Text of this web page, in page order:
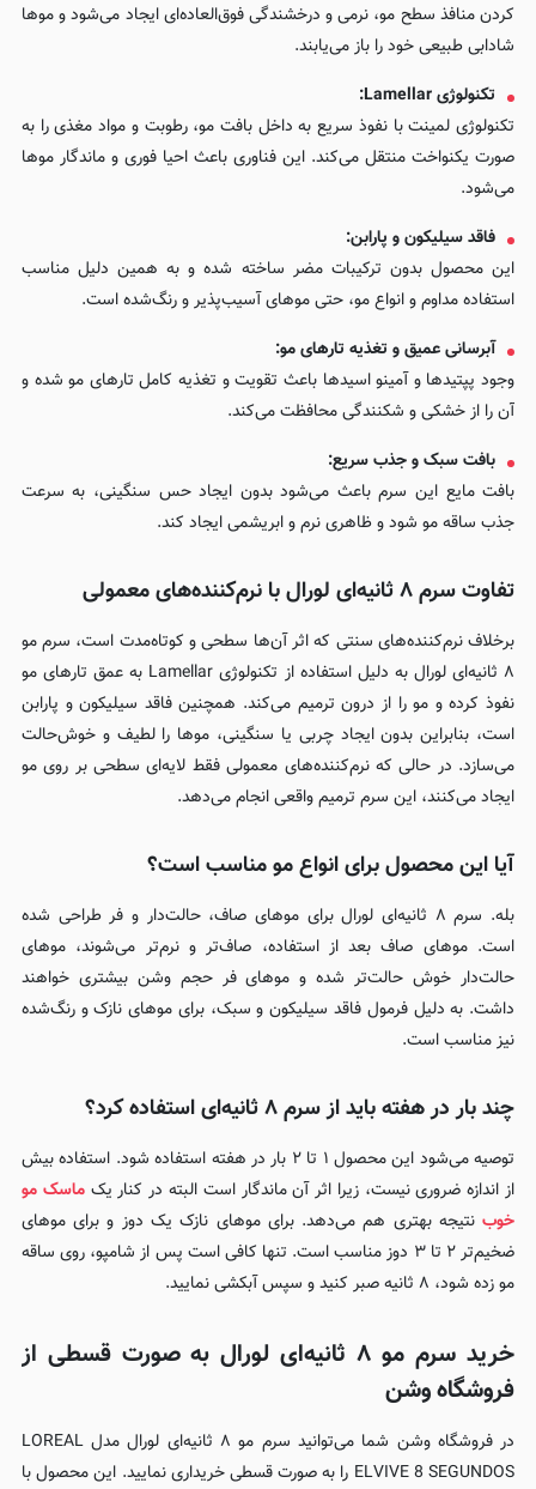
کردن منافذ سطح مو، نرمی و درخشندگی فوق‌العاده‌ای ایجاد می‌شود و موها
شادابی طبیعی خود را باز می‌یابند.
تکنولوژی Lamellar:
تکنولوژی لمینت با نفوذ سریع به داخل بافت مو، رطوبت و مواد مغذی را به
صورت یکنواخت منتقل می‌کند. این فناوری باعث احیا فوری و ماندگار موها
می‌شود.
فاقد سیلیکون و پارابن:
این محصول بدون ترکیبات مضر ساخته شده و به همین دلیل مناسب
استفاده مداوم و انواع مو، حتی موهای آسیب‌پذیر و رنگ‌شده است.
آبرسانی عمیق و تغذیه تارهای مو:
وجود پپتیدها و آمینو اسیدها باعث تقویت و تغذیه کامل تارهای مو شده و
آن را از خشکی و شکنندگی محافظت می‌کند.
بافت سبک و جذب سریع:
بافت مایع این سرم باعث می‌شود بدون ایجاد حس سنگینی، به سرعت
جذب ساقه مو شود و ظاهری نرم و ابریشمی ایجاد کند.
تفاوت سرم ۸ ثانیه‌ای لورال با نرم‌کننده‌های معمولی
برخلاف نرم‌کننده‌های سنتی که اثر آن‌ها سطحی و کوتاه‌مدت است، سرم مو
۸ ثانیه‌ای لورال به دلیل استفاده از تکنولوژی Lamellar به عمق تارهای مو
نفوذ کرده و مو را از درون ترمیم می‌کند. همچنین فاقد سیلیکون و پارابن
است، بنابراین بدون ایجاد چربی یا سنگینی، موها را لطیف و خوش‌حالت
می‌سازد. در حالی که نرم‌کننده‌های معمولی فقط لایه‌ای سطحی بر روی مو
ایجاد می‌کنند، این سرم ترمیم واقعی انجام می‌دهد.
آیا این محصول برای انواع مو مناسب است؟
بله. سرم ۸ ثانیه‌ای لورال برای موهای صاف، حالت‌دار و فر طراحی شده
است. موهای صاف بعد از استفاده، صاف‌تر و نرم‌تر می‌شوند، موهای
حالت‌دار خوش حالت‌تر شده و موهای فر حجم وشن بیشتری خواهند
داشت. به دلیل فرمول فاقد سیلیکون و سبک، برای موهای نازک و رنگ‌شده
نیز مناسب است.
چند بار در هفته باید از سرم ۸ ثانیه‌ای استفاده کرد؟
توصیه می‌شود این محصول ۱ تا ۲ بار در هفته استفاده شود. استفاده بیش
از اندازه ضروری نیست، زیرا اثر آن ماندگار است البته در کنار یکماسک مو
خوبنتیجه بهتری هم می‌دهد. برای موهای نازک یک دوز و برای موهای
ضخیم‌تر ۲ تا ۳ دوز مناسب است. تنها کافی است پس از شامپو، روی ساقه
مو زده شود، ۸ ثانیه صبر کنید و سپس آبکشی نمایید.
خرید سرم مو ۸ ثانیه‌ای لورال به صورت قسطی از
فروشگاه وشن
در فروشگاه وشن شما می‌توانید سرم مو ۸ ثانیه‌ای لورال مدل LOREAL
ELVIVE 8 SEGUNDOS را به صورت قسطی خریداری نمایید. این محصول با